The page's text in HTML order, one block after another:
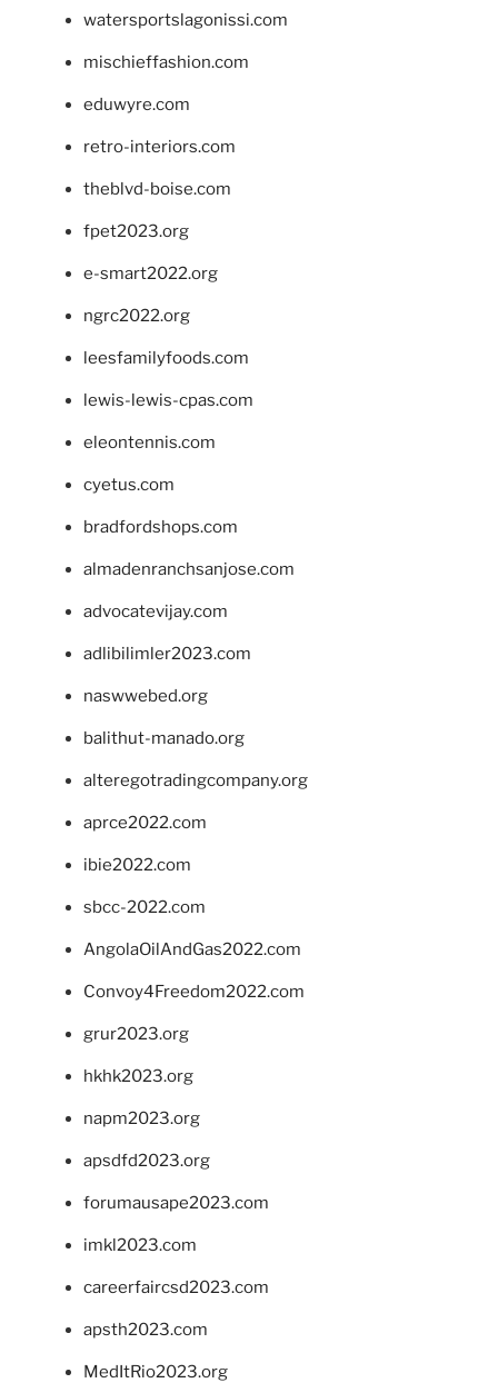
watersportslagonissi.com
mischieffashion.com
eduwyre.com
retro-interiors.com
theblvd-boise.com
fpet2023.org
e-smart2022.org
ngrc2022.org
leesfamilyfoods.com
lewis-lewis-cpas.com
eleontennis.com
cyetus.com
bradfordshops.com
almadenranchsanjose.com
advocatevijay.com
adlibilimler2023.com
naswwebed.org
balithut-manado.org
alteregotradingcompany.org
aprce2022.com
ibie2022.com
sbcc-2022.com
AngolaOilAndGas2022.com
Convoy4Freedom2022.com
grur2023.org
hkhk2023.org
napm2023.org
apsdfd2023.org
forumausape2023.com
imkl2023.com
careerfaircsd2023.com
apsth2023.com
MedItRio2023.org